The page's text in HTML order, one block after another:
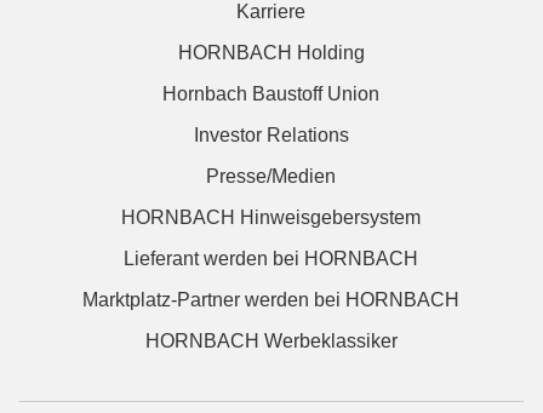
Karriere
HORNBACH Holding
Hornbach Baustoff Union
Investor Relations
Presse/Medien
HORNBACH Hinweisgebersystem
Lieferant werden bei HORNBACH
Marktplatz-Partner werden bei HORNBACH
HORNBACH Werbeklassiker